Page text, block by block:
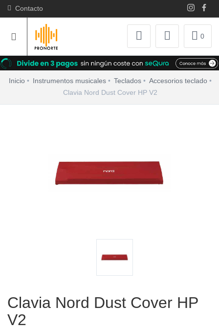
Contacto
0
Inicio Instrumentos musicales Teclados
Accesorios teclado
Clavia Nord Dust Cover HP V2
Clavia Nord Dust Cover HP
V2